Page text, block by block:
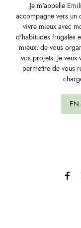
Je m'appelle
accompagne vers un
vivre mieux avec
d'habitudes frugales
mieux, de vous
vos projets. Je
permettre de vous
EN